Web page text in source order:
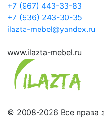
+7 (967) 443-33-83
+7 (936) 243-30-35
ilazta-mebel@yandex.ru
www.ilazta-mebel.ru
© 2008-2026 Все права